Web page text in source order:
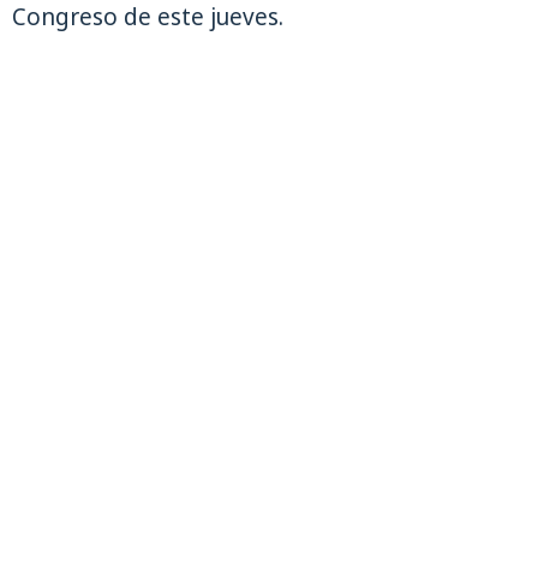
Congreso de este jueves.